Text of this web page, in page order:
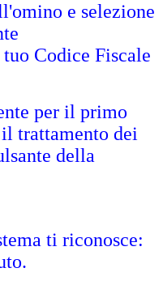
e selezione
Codice Fiscale
per il primo
trattamento dei
della
ti riconosce: